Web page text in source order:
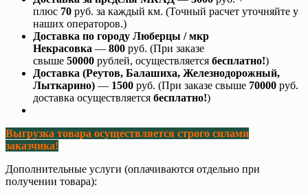
плюс 70 руб. за каждый км. (Точный расчет уточняйте у
наших операторов.)
Доставка по городу Люберцы / мкр
Некрасовка — 800 руб. (При заказе
свыше 50000 рублей, осуществляется бесплатно!)
Доставка (Реутов, Балашиха, Железнодорожный,
Лыткарино) — 1500 руб. (При заказе свыше 70000 руб.
доставка осуществляется бесплатно!)
Выгрузка товара осуществляется строго силами
заказчика!
Дополнительные услуги (оплачиваются отдельно при
получении товара):